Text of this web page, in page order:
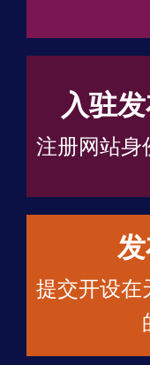
入驻
注册网站身
提交开设在